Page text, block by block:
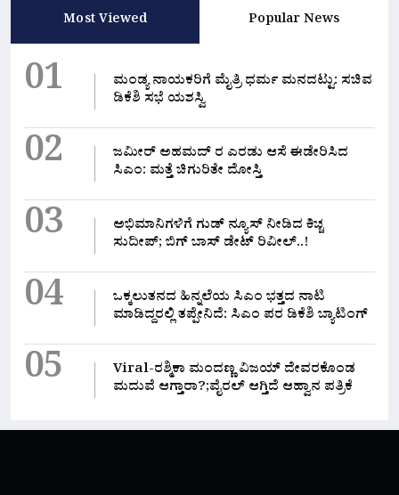
Most Viewed Popular News
01
ಮಂಡ್ಯ ನಾಯಕರಿಗೆ ಮೈತ್ರಿ ಧರ್ಮ ಮನದಟ್ಟು: ಸಚಿವ
ಡಿಕೆಶಿ ಸಭೆ ಯಶಸ್ವಿ
02
ಜಮೀರ್ ಅಹಮದ್ ರ ಎರಡು ಆಸೆ ಈಡೇರಿಸಿದ
ಸಿಎಂ: ಮತ್ತೆ ಚಿಗುರಿತೇ ದೋಸ್ತಿ
03
ಅಭಿಮಾನಿಗಳಿಗೆ ಗುಡ್ ನ್ಯೂಸ್ ನೀಡಿದ ಕಿಚ್ಚ
ಸುದೀಪ್; ಬಿಗ್ ಬಾಸ್ ಡೇಟ್ ರಿವೀಲ್..!
04
ಒಕ್ಕಲುತನದ ಹಿನ್ನಲೆಯ ಸಿಎಂ ಭತ್ತದ ನಾಟಿ
ಮಾಡಿದ್ದರಲ್ಲಿ‌ ತಪ್ಪೇನಿದೆ: ಸಿಎಂ ಪರ ಡಿಕೆಶಿ ಬ್ಯಾಟಿಂಗ್
05
Viral-ರಶ್ಮಿಕಾ ಮಂದಣ್ಣ ವಿಜಯ್ ದೇವರಕೊಂಡ
ಮದುವೆ ಆಗ್ತಾರಾ?;ವೈರಲ್ ಆಗ್ತಿದೆ ಆಹ್ವಾನ ಪತ್ರಿಕೆ